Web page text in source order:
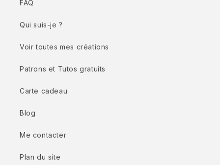
FAQ
Qui suis-je ?
Voir toutes mes créations
Patrons et Tutos gratuits
Carte cadeau
Blog
Me contacter
Plan du site